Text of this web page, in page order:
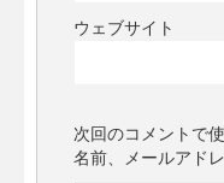
ウェブサイト
次回のコメントで
名前、メールアド